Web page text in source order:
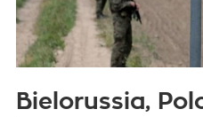
Bielorussia,